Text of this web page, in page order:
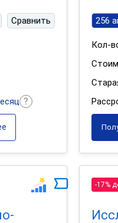
Сравнить 256
Кол-
-17%